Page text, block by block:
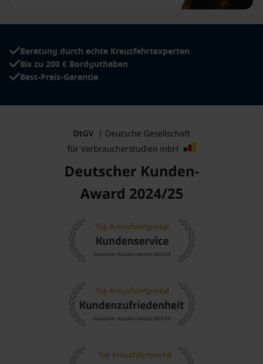
Beratung durch echte Kreuzfahrtexperten
Bis zu 200 € Bordguthaben
Best-Preis-Garantie